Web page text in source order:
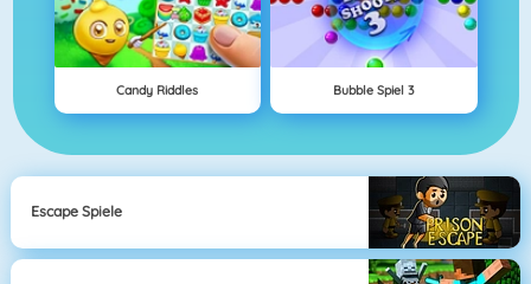
Candy Riddles Bubble Spiel 3
Escape Spiele